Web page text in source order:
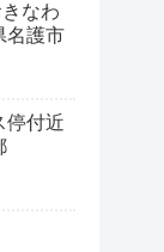
なわ
名護市
停付近